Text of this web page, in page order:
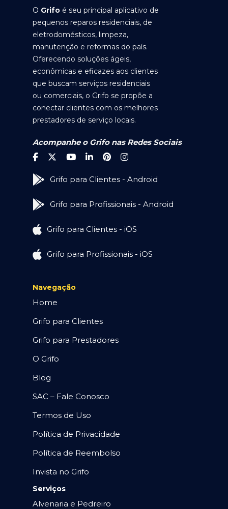
O Grifo é seu principal aplicativo de
pequenos reparos residenciais, de
eletrodomésticos, limpeza,
manutenção e reformas do país.
Oferecendo soluções ágeis,
econômicas e eficazes aos clientes
que buscam serviços residenciais
ou comerciais, o Grifo se propõe a
conectar clientes com os melhores
prestadores de serviço locais.
Acompanhe o Grifo nas Redes Sociais
Grifo para Clientes - Android
Grifo para Profissionais - Android
Grifo para Clientes - iOS
Grifo para Profissionais - iOS
Navegação
Home
Grifo para Clientes
Grifo para Prestadores
O Grifo
Blog
SAC – Fale Conosco
Termos de Uso
Política de Privacidade
Política de Reembolso
Invista no Grifo
Serviços
Alvenaria e Pedreiro